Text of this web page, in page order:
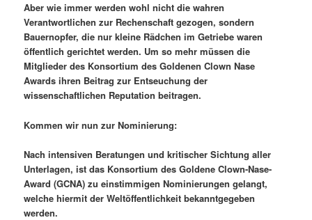
Aber wie immer werden wohl nicht die wahren
Verantwortlichen zur Rechenschaft gezogen, sondern
Bauernopfer, die nur kleine Rädchen im Getriebe waren
öffentlich gerichtet werden. Um so mehr müssen die
Mitglieder des Konsortium des Goldenen Clown Nase
Awards ihren Beitrag zur Entseuchung der
wissenschaftlichen Reputation beitragen.
Kommen wir nun zur Nominierung:
Nach intensiven Beratungen und kritischer Sichtung aller
Unterlagen, ist das Konsortium des Goldene Clown-Nase-
Award (GCNA) zu einstimmigen Nominierungen gelangt,
welche hiermit der Weltöffentlichkeit bekanntgegeben
werden.